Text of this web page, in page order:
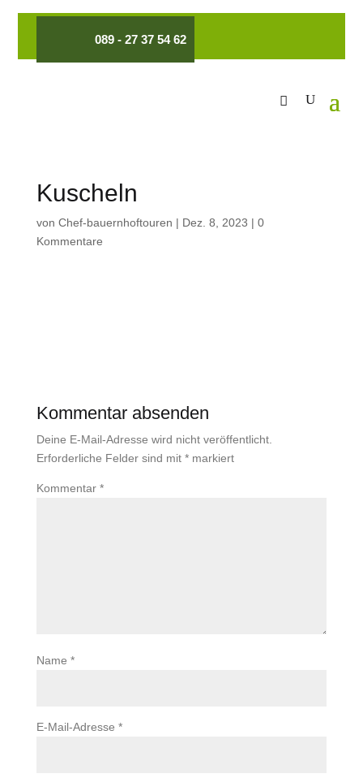
089 - 27 37 54 62
Kuscheln
von Chef-bauernhoftouren | Dez. 8, 2023 | 0
Kommentare
Kommentar absenden
Deine E-Mail-Adresse wird nicht veröffentlicht.
Erforderliche Felder sind mit *markiert
Kommentar *
Name *
E-Mail-Adresse *